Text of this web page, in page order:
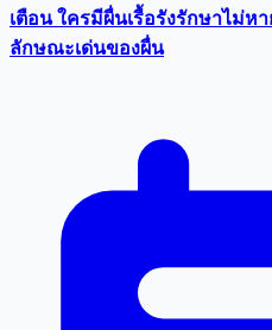
เตือน ใครมีผื่นเรื้อรังรักษาไม่ห
ลักษณะเด่นของผื่น